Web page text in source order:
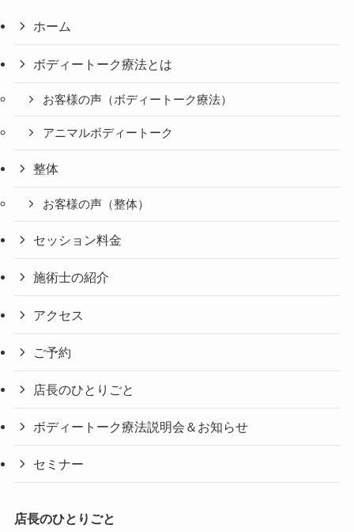
ホーム
ボディートーク療法とは
お客様の声（ボディートーク療法）
アニマルボディートーク
整体
お客様の声（整体）
セッション料金
施術士の紹介
アクセス
ご予約
店長のひとりごと
ボディートーク療法説明会＆お知らせ
セミナー
店長のひとりごと